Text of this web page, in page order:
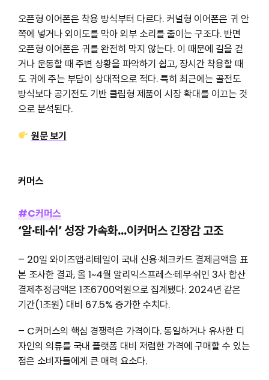
오픈형 이어폰은 착용 방식부터 다르다. 커널형 이어폰은 귀 안
쪽에 넣거나 외이도를 막아 외부 소리를 줄이는 구조다. 반면
오픈형 이어폰은 귀를 완전히 막지 않는다. 이 때문에 길을 걷
거나 운동할 때 주변 상황을 파악하기 쉽고, 장시간 착용할 때
도 귀에 주는 부담이 상대적으로 적다. 특히 최근에는 골전도
방식보다 공기전도 기반 클립형 제품이 시장 확대를 이끄는 것
으로 분석된다.
원문 보기
커머스
#C커머스
‘알·테·쉬’ 성장 가속화…이커머스 긴장감 고조
– 20일 와이즈앱·리테일이 국내 신용·체크카드 결제금액을 표
본 조사한 결과, 올 1~4월 알리익스프레스·테무·쉬인 3사 합산
결제추정금액은 1조6700억원으로 집계됐다. 2024년 같은
기간(1조원) 대비 67.5% 증가한 수치다.
– C커머스의 핵심 경쟁력은 가격이다. 동일하거나 유사한 디
자인의 의류를 국내 플랫폼 대비 저렴한 가격에 구매할 수 있는
점은 소비자들에게 큰 매력 요소다.